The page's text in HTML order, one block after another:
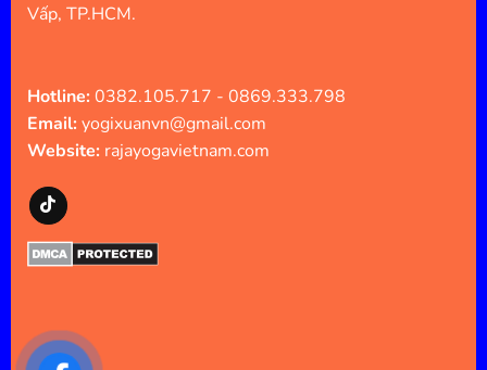
Vấp, TP.HCM.
Hotline:0382.105.717 - 0869.333.798
Email:yogixuanvn@gmail.com
Website: rajayogavietnam.com